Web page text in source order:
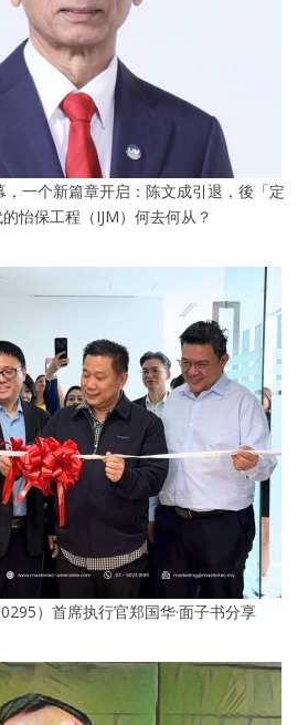
一个新篇章开启：陈文成引退，後「定
怡保工程（IJM）何去何从？
）首席执行官郑国华·面子书分享